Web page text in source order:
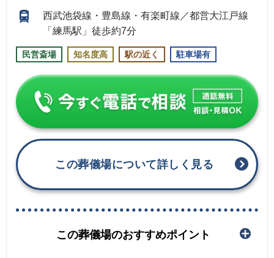
西武池袋線・豊島線・有楽町線／都営大江戸線
「練馬駅」徒歩約7分
民営斎場 知名度高 駅の近く 駐車場有
この葬儀場について詳しく見る
この葬儀場のおすすめポイント